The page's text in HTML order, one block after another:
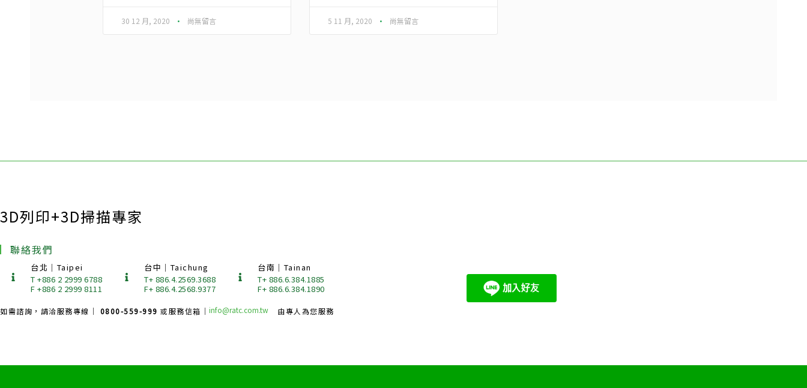
30 12 月, 2020 尚無留言 5 11 月, 2020 尚無留言
3D列印+3D掃描專家
聯絡我們
台北｜Taipei
T +886 2 2999 6788
F +886 2 2999 8111
台中｜Taichung
T+ 886.4.2569.3688
F+ 886.4.2568.9377
台南｜Tainan
T+ 886.6.384.1885
F+ 886.6.384.1890
如需諮詢，請洽服務專線｜ 0800-559-999 或服務信箱｜ info@ratc.com.tw 由專人為您服務